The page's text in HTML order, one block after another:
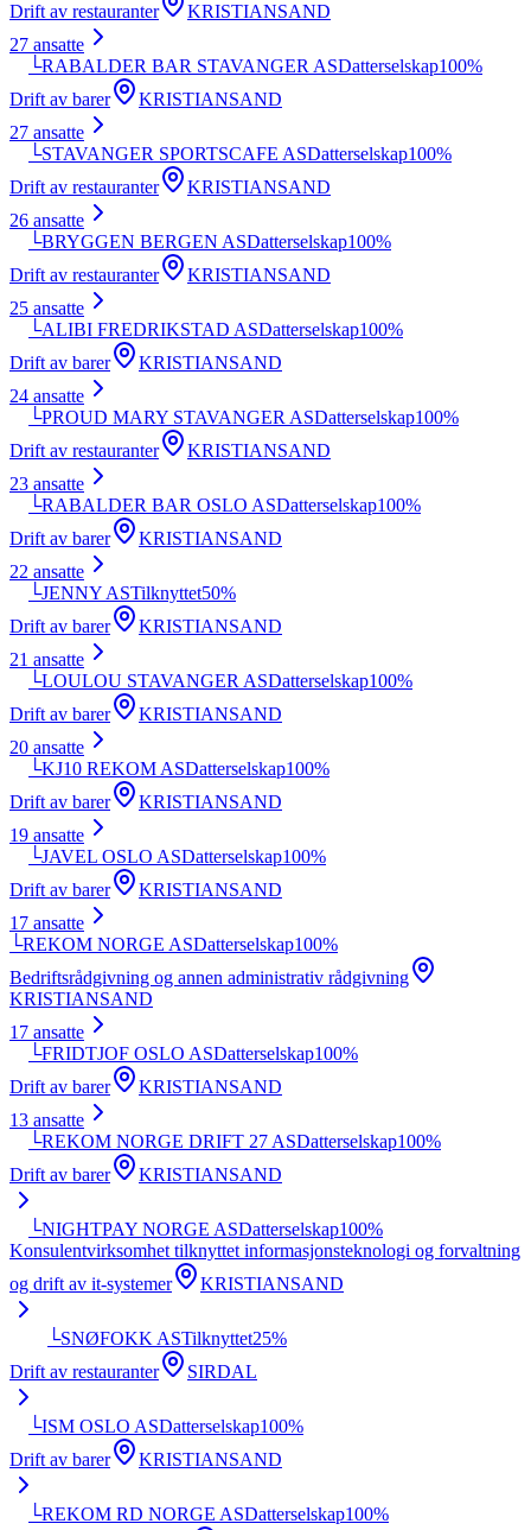
Drift av restauranter
KRISTIANSAND
27 ansatte
└RABALDER BAR STAVANGER ASDatterselskap100%
Drift av barer
KRISTIANSAND
27 ansatte
└STAVANGER SPORTSCAFE ASDatterselskap100%
Drift av restauranter
KRISTIANSAND
26 ansatte
└BRYGGEN BERGEN ASDatterselskap100%
Drift av restauranter
KRISTIANSAND
25 ansatte
└ALIBI FREDRIKSTAD ASDatterselskap100%
Drift av barer
KRISTIANSAND
24 ansatte
└PROUD MARY STAVANGER ASDatterselskap100%
Drift av restauranter
KRISTIANSAND
23 ansatte
└RABALDER BAR OSLO ASDatterselskap100%
Drift av barer
KRISTIANSAND
22 ansatte
└JENNY ASTilknyttet50%
Drift av barer
KRISTIANSAND
21 ansatte
└LOULOU STAVANGER ASDatterselskap100%
Drift av barer
KRISTIANSAND
20 ansatte
└KJ10 REKOM ASDatterselskap100%
Drift av barer
KRISTIANSAND
19 ansatte
└JAVEL OSLO ASDatterselskap100%
Drift av barer
KRISTIANSAND
17 ansatte
└REKOM NORGE ASDatterselskap100%
Bedriftsrådgivning og annen administrativ rådgivning
KRISTIANSAND
17 ansatte
└FRIDTJOF OSLO ASDatterselskap100%
Drift av barer
KRISTIANSAND
13 ansatte
└REKOM NORGE DRIFT 27 ASDatterselskap100%
Drift av barer
KRISTIANSAND
└NIGHTPAY NORGE ASDatterselskap100%
Konsulentvirksomhet tilknyttet informasjonsteknologi og forvaltning
og drift av it-systemer
KRISTIANSAND
└SNØFOKK ASTilknyttet25%
Drift av restauranter
SIRDAL
└ISM OSLO ASDatterselskap100%
Drift av barer
KRISTIANSAND
└REKOM RD NORGE ASDatterselskap100%